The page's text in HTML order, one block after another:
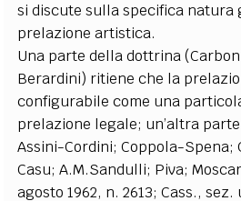
si discute sulla specifica natura
prelazione artistica.
Una parte della dottrina
Berardini) ritiene che la
configurabile come una
prelazione legale; un’altra
Assini-Cordini; Coppola-Spena;
Casu; A.M.Sandulli; Piva;
agosto 1962, n. 2613; Cass., sez.